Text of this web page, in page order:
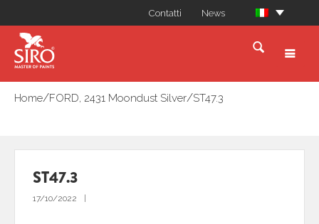
Contatti News
Home/FORD, 2431 Moondust Silver/ST47.3
ST47.3
17/10/2022